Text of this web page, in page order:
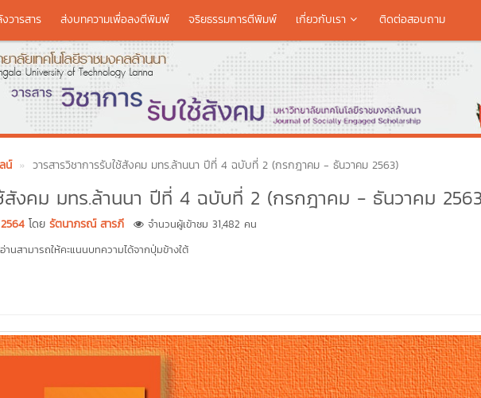
วารสาร ส่งบทความเพื่อลงตีพิมพ์ จริยธรรมการตีพิมพ์ เกี่ยวกับเรา ติดต่อสอบถาม
น์ วารสารวิชาการรับใช้สังคม มทร.ล้านนา ปีที่ 4 ฉบับที่ 2 (กรกฎาคม - ธันวาคม 2563)
ช้สังคม มทร.ล้านนา ปีที่ 4 ฉบับที่ 2 (กรกฎาคม - ธันวาคม
โดย รัตนาภรณ์ สารภี
จำนวนผู้เข้าชม 31,482 คน
านสามารถให้คะแนนบทความได้จากปุ่มข้างใต้